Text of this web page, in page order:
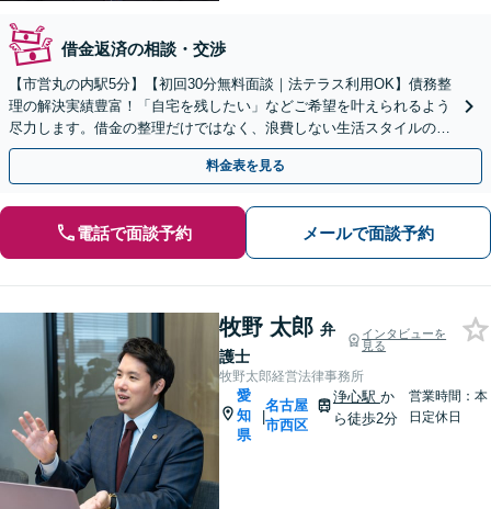
借金返済の相談・交渉
【市営丸の内駅5分】【初回30分無料面談｜法テラス利用OK】債務整
理の解決実績豊富！「自宅を残したい」などご希望を叶えられるよう
尽力します。借金の整理だけではなく、浪費しない生活スタイルの提
案可。今度こそやり直したい方はぜひご相談ください。
料金表を見る
電話で面談予約 メールで面談予約
牧野 太郎 弁
護士
インタビューを
見る
牧野太郎経営法律事務所
愛
知
県
|
名古屋
市西区
浄心駅 か
ら徒歩2分
営業時間：本
日定休日